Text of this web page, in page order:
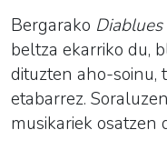
Bergarako
beltza ekarriko du,
dituzten aho-soinu,
etabarrez.
musikariek osatzen